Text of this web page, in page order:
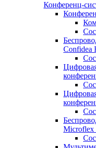
Конференц-
Confidea
Microflex